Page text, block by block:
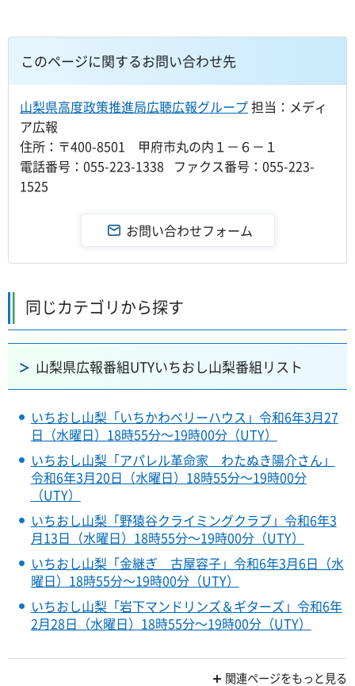
このページに関するお問い合わせ先
山梨県高度政策推進局広聴広報グループ担当：メディ
ア広報
住所：〒400-8501 甲府市丸の内１－６－１
電話番号：055-223-1338 ファクス番号：055-223-
1525
同じカテゴリから探す
山梨県広報番組UTYいちおし山梨番組リスト
いちおし山梨「いちかわベリーハウス」令和6年3月27
日（水曜日）18時55分～19時00分（UTY）
いちおし山梨「アパレル革命家 わたぬき陽介さん」
令和6年3月20日（水曜日）18時55分～19時00分
（UTY）
いちおし山梨「野猿谷クライミングクラブ」令和6年3
月13日（水曜日）18時55分～19時00分（UTY）
いちおし山梨「金継ぎ 古屋容子」令和6年3月6日（水
曜日）18時55分～19時00分（UTY）
いちおし山梨「岩下マンドリンズ＆ギターズ」令和6年
2月28日（水曜日）18時55分～19時00分（UTY）
関連ページをもっと見る